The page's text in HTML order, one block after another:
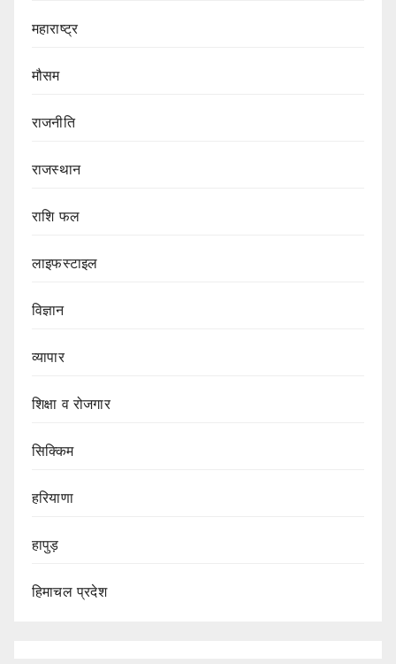
महाराष्ट्र
मौसम
राजनीति
राजस्थान
राशि फल
लाइफस्टाइल
विज्ञान
व्यापार
शिक्षा व रोजगार
सिक्किम
हरियाणा
हापुड़
हिमाचल प्रदेश